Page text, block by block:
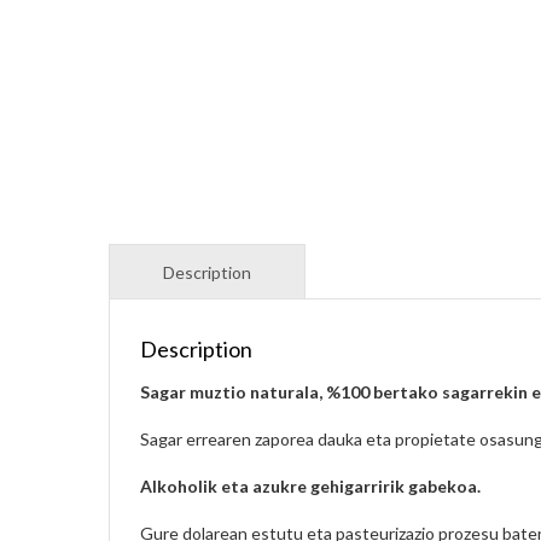
Description
Sagar muztio naturala, %100 bertako sagarrekin
Sagar errearen zaporea dauka eta propietate
Alkoholik eta azukre gehigarririk gabekoa.
Gure dolarean estutu eta pasteurizazio prozesu